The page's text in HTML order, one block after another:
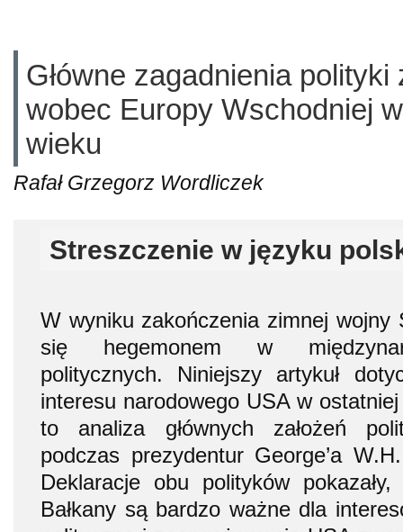
Główne zagadnienia
wobec Europy Wschodniej
wieku
Rafał Grzegorz Wordliczek
Streszczenie w języku
W wyniku zakończenia zimnej wojny
się hegemonem w
politycznych. Niniejszy artykuł
interesu narodowego USA w
to analiza głównych założeń
podczas prezydentur George’a
Deklaracje obu polityków
Bałkany są bardzo ważne dla